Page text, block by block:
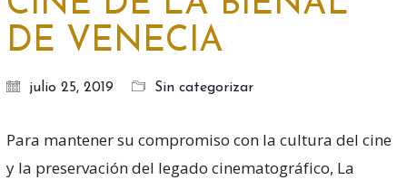
DE VENECIA
julio 25, 2019 Sin categorizar
Para mantener su compromiso con la cultura del cine
y la preservación del legado cinematográfico, La